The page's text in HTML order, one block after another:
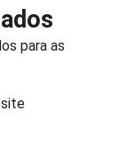
para as
site